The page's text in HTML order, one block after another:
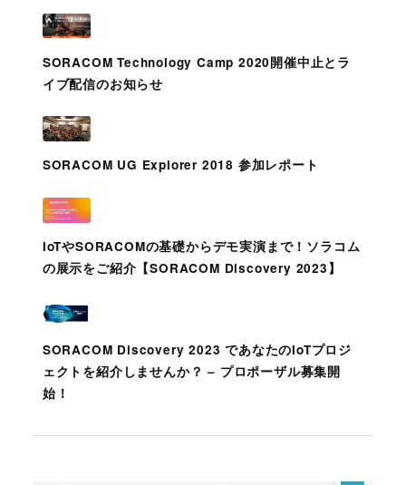
SORACOM Technology Camp 2020開催中止とラ
イブ配信のお知らせ
SORACOM UG Explorer 2018 参加レポート
IoTやSORACOMの基礎からデモ実演まで！ソラコム
の展示をご紹介【SORACOM Discovery 2023】
SORACOM Discovery 2023 であなたのIoTプロジ
ェクトを紹介しませんか？ – プロポーザル募集開
始！